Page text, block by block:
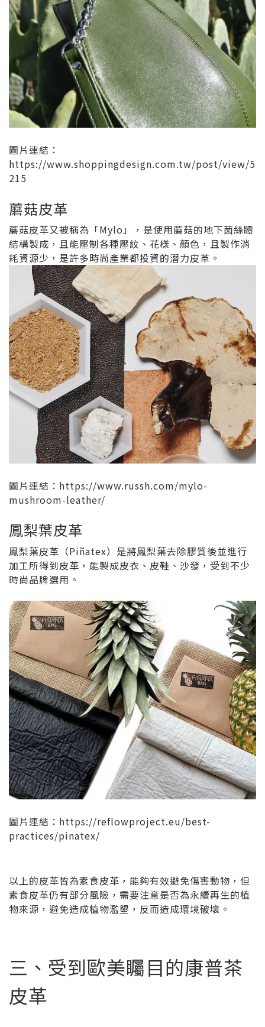
圖片連結：
https://www.shoppingdesign.com.tw/post/view/5
215
蘑菇皮革
蘑菇皮革又被稱為「Mylo」，是使用蘑菇的地下菌絲體
結構製成，且能壓制各種壓紋、花樣、顏色，且製作消
耗資源少，是許多時尚產業都投資的潛力皮革。
圖片連結：https://www.russh.com/mylo-
mushroom-leather/
鳳梨葉皮革
鳳梨葉皮革（Piñatex）是將鳳梨葉去除膠質後並進行
加工所得到皮革，能製成皮衣、皮鞋、沙發，受到不少
時尚品牌選用。
圖片連結：https://reflowproject.eu/best-
practices/pinatex/
以上的皮革皆為素食皮革，能夠有效避免傷害動物，但
素食皮革仍有部分風險，需要注意是否為永續再生的植
物來源，避免造成植物濫墾，反而造成環境破壞。
三、受到歐美矚目的康普茶
皮革